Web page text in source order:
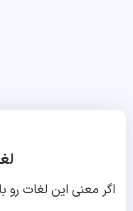
اگر معنی این لغات